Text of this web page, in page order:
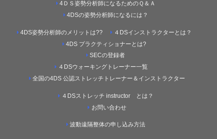
4ＤＳ姿勢分析師になるためのＱ＆Ａ
4DSの姿勢分析師になるには？
4DS姿勢分析師のメリットは??
４DSインストラクターとは？
4DS プラクティショナーとは?
SECの登録者
４DSウォーキングトレーナー一覧
全国の4DS 公認ストレッチトレーナー＆インストラクター
４DSストレッチ instructor とは？
お問い合わせ
波動遠隔整体の申し込み方法